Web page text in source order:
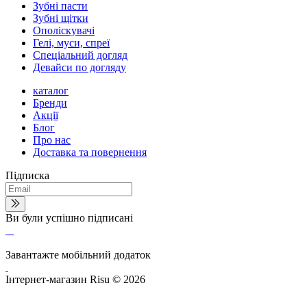
Зубні пасти
Зубні щітки
Ополіскувачі
Гелі, муси, спреї
Спеціальний догляд
Девайси по догляду
каталог
Бренди
Акції
Блог
Про нас
Доставка та повернення
Підписка
Ви були успішно підписані
Завантажте мобільний додаток
Інтернет-магазин Risu © 2026